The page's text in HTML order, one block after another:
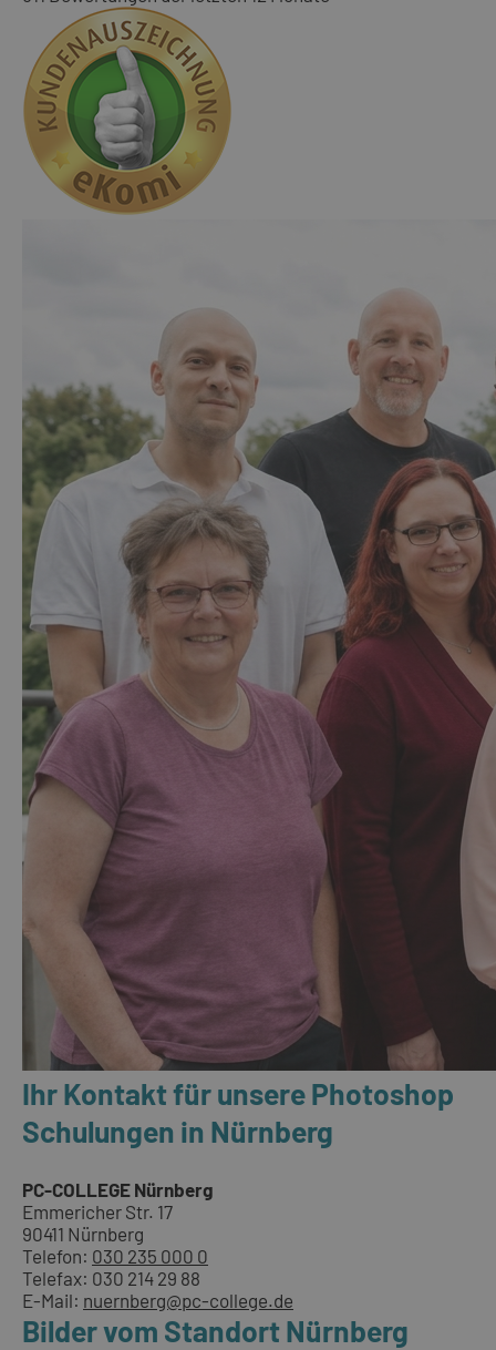
Ihr Kontakt für unsere Photoshop
Schulungen in Nürnberg
PC-COLLEGE Nürnberg
Emmericher Str. 17
90411 Nürnberg
Telefon: 030 235 000 0
Telefax: 030 214 29 88
E-Mail: nuernberg@pc-college.de
Bilder vom Standort Nürnberg